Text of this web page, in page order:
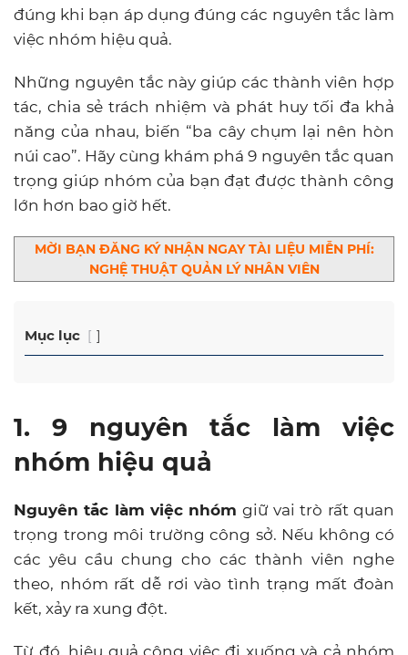
đúng khi bạn áp dụng đúng các nguyên tắc làm
việc nhóm hiệu quả.
Những nguyên tắc này giúp các thành viên hợp
tác, chia sẻ trách nhiệm và phát huy tối đa khả
năng của nhau, biến “ba cây chụm lại nên hòn
núi cao”. Hãy cùng khám phá 9 nguyên tắc quan
trọng giúp nhóm của bạn đạt được thành công
lớn hơn bao giờ hết.
MỜI BẠN ĐĂNG KÝ NHẬN NGAY TÀI LIỆU MIỄN PHÍ:
NGHỆ THUẬT QUẢN LÝ NHÂN VIÊN
Mục lục
1. 9 nguyên tắc làm việc
nhóm hiệu quả
Nguyên tắc làm việc nhóm giữ vai trò rất quan
trọng trong môi trường công sở. Nếu không có
các yêu cầu chung cho các thành viên nghe
theo, nhóm rất dễ rơi vào tình trạng mất đoàn
kết, xảy ra xung đột.
Từ đó, hiệu quả công việc đi xuống và cả nhóm